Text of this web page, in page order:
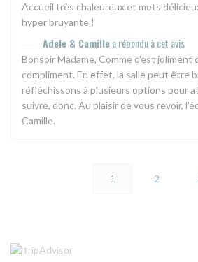
Accueil très chaleureux et mets
hyper bruyante !
Adele & Camillea répondu à cet avis
Bonsoir Madame, Comme c'est joliment
compliment. En effet, la salle peut être
réfléchissons à plusieurs options pour
suivre, donc. Au plaisir de vous revoir,
Camille.
1 2